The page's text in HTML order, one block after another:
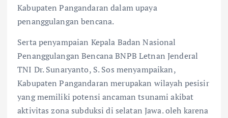
Kabupaten Pangandaran dalam upaya
penanggulangan bencana.
Serta penyampaian Kepala Badan Nasional
Penanggulangan Bencana BNPB Letnan Jenderal
TNI Dr. Sunaryanto, S. Sos menyampaikan,
Kabupaten Pangandaran merupakan wilayah pesisir
yang memiliki potensi ancaman tsunami akibat
aktivitas zona subduksi di selatan Jawa. oleh karena